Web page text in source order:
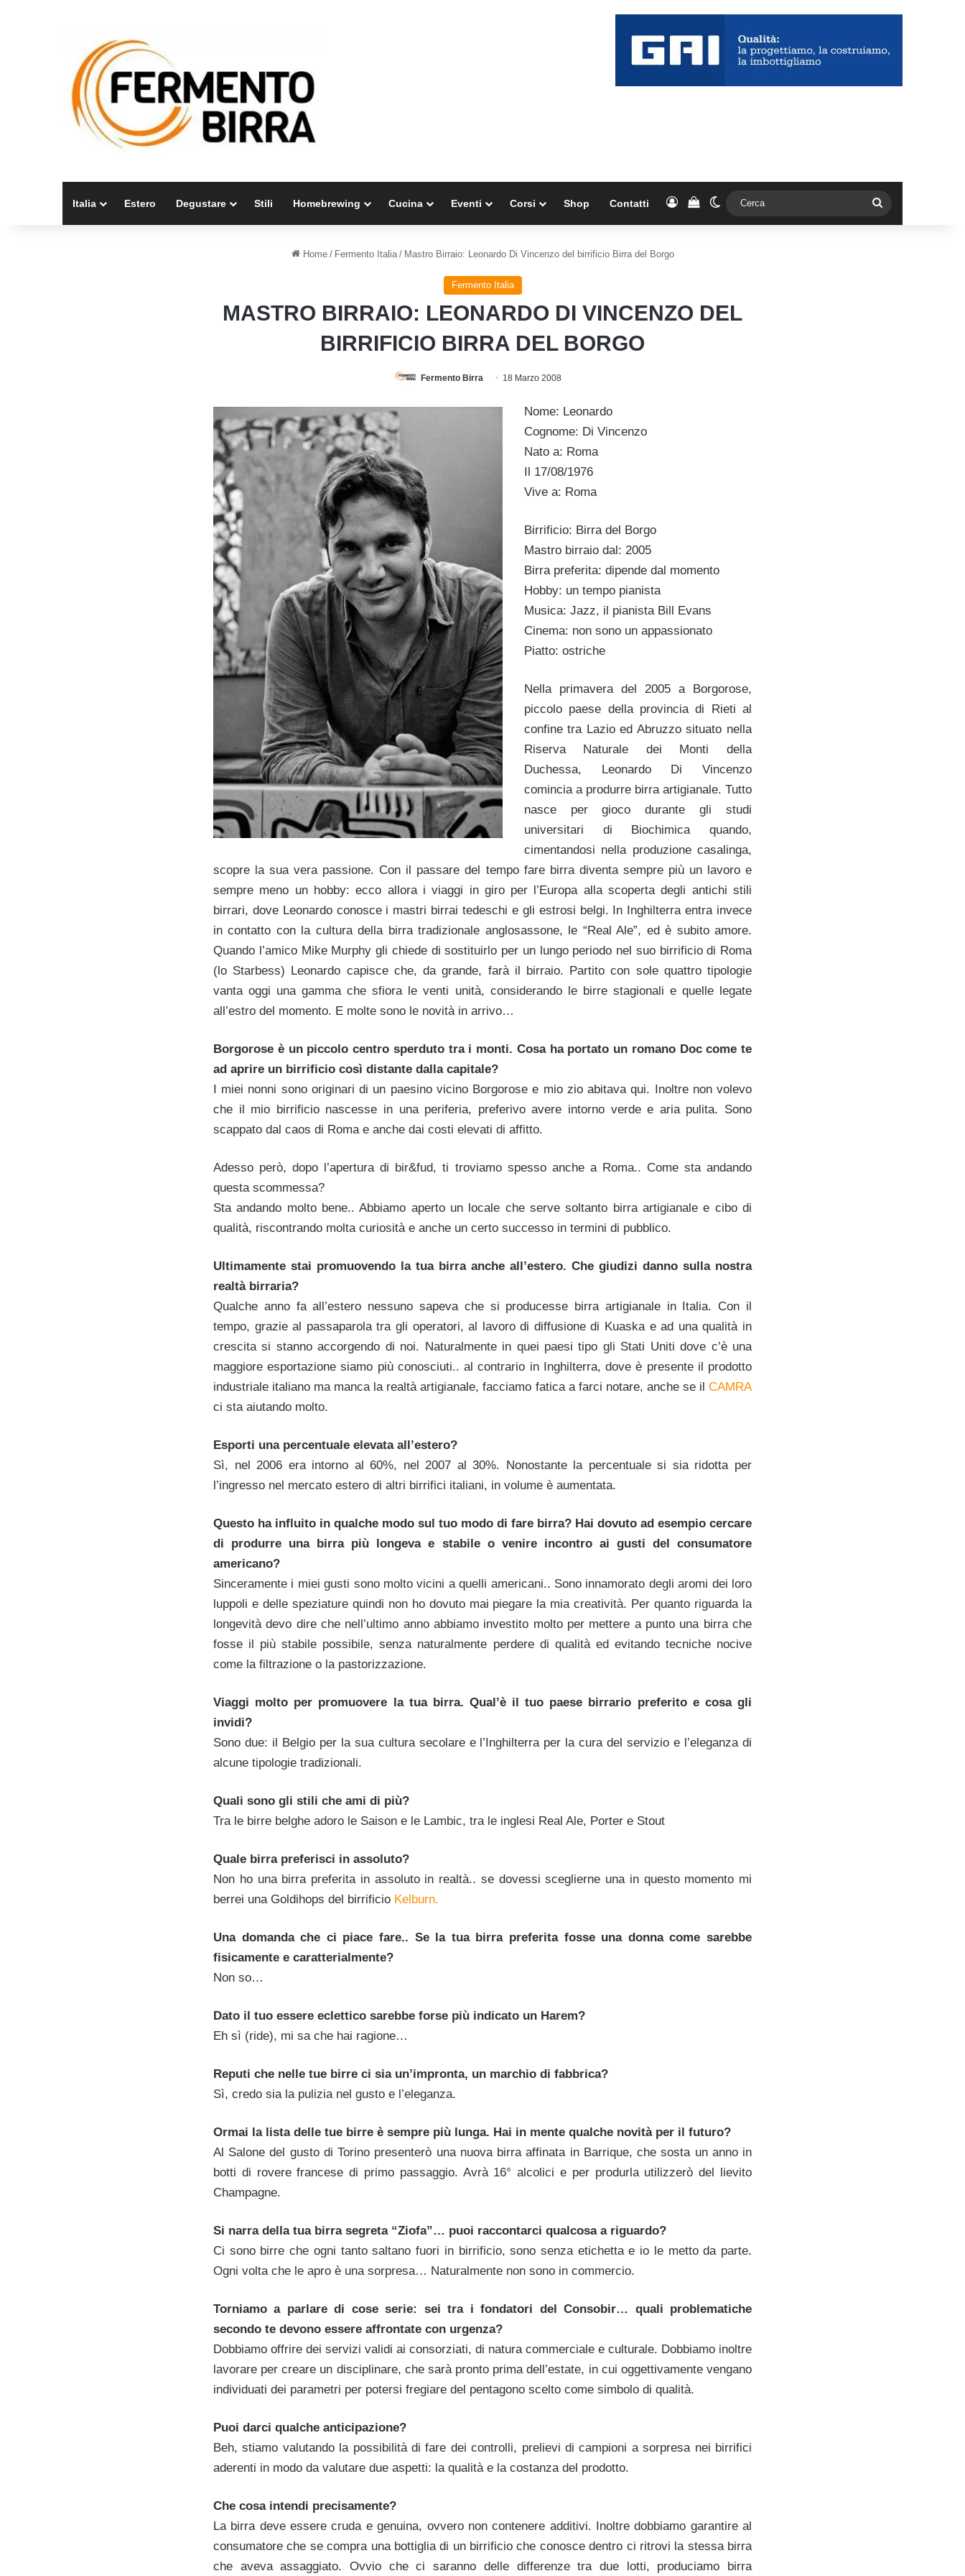
Italia Estero Degustare Stili Homebrewing Cucina Eventi Corsi Shop Contatti AccediVedi il carrello
Cambia aspetto
Home / Fermento Italia / Mastro Birraio: Leonardo Di Vincenzo del birrificio Birra del Borgo
Fermento Italia
MASTRO BIRRAIO: LEONARDO DI VINCENZO DEL
BIRRIFICIO BIRRA DEL BORGO
Fermento Birra 18 Marzo 2008
Nome: Leonardo
Cognome: Di Vincenzo
Nato a: Roma
Il 17/08/1976
Vive a: Roma
Birrificio: Birra del Borgo
Mastro birraio dal: 2005
Birra preferita: dipende dal momento
Hobby: un tempo pianista
Musica: Jazz, il pianista Bill Evans
Cinema: non sono un appassionato
Piatto: ostriche
Nella primavera del 2005 a Borgorose,
piccolo paese della provincia di Rieti al
confine tra Lazio ed Abruzzo situato nella
Riserva Naturale dei Monti della
Duchessa, Leonardo Di Vincenzo
comincia a produrre birra artigianale. Tutto
nasce per gioco durante gli studi
universitari di Biochimica quando,
cimentandosi nella produzione casalinga,
scopre la sua vera passione. Con il passare del tempo fare birra diventa sempre più un lavoro e
sempre meno un hobby: ecco allora i viaggi in giro per l’Europa alla scoperta degli antichi stili
birrari, dove Leonardo conosce i mastri birrai tedeschi e gli estrosi belgi. In Inghilterra entra invece
in contatto con la cultura della birra tradizionale anglosassone, le “Real Ale”, ed è subito amore.
Quando l’amico Mike Murphy gli chiede di sostituirlo per un lungo periodo nel suo birrificio di Roma
(lo Starbess) Leonardo capisce che, da grande, farà il birraio. Partito con sole quattro tipologie
vanta oggi una gamma che sfiora le venti unità, considerando le birre stagionali e quelle legate
all’estro del momento. E molte sono le novità in arrivo…
Borgorose è un piccolo centro sperduto tra i monti. Cosa ha portato un romano Doc come te
ad aprire un birrificio così distante dalla capitale?
I miei nonni sono originari di un paesino vicino Borgorose e mio zio abitava qui. Inoltre non volevo
che il mio birrificio nascesse in una periferia, preferivo avere intorno verde e aria pulita. Sono
scappato dal caos di Roma e anche dai costi elevati di affitto.
Adesso però, dopo l’apertura di bir&fud, ti troviamo spesso anche a Roma.. Come sta andando
questa scommessa?
Sta andando molto bene.. Abbiamo aperto un locale che serve soltanto birra artigianale e cibo di
qualità, riscontrando molta curiosità e anche un certo successo in termini di pubblico.
Ultimamente stai promuovendo la tua birra anche all’estero. Che giudizi danno sulla nostra
realtà birraria?
Qualche anno fa all’estero nessuno sapeva che si producesse birra artigianale in Italia. Con il
tempo, grazie al passaparola tra gli operatori, al lavoro di diffusione di Kuaska e ad una qualità in
crescita si stanno accorgendo di noi. Naturalmente in quei paesi tipo gli Stati Uniti dove c’è una
maggiore esportazione siamo più conosciuti.. al contrario in Inghilterra, dove è presente il prodotto
industriale italiano ma manca la realtà artigianale, facciamo fatica a farci notare, anche se il CAMRA
ci sta aiutando molto.
Esporti una percentuale elevata all’estero?
Sì, nel 2006 era intorno al 60%, nel 2007 al 30%. Nonostante la percentuale si sia ridotta per
l’ingresso nel mercato estero di altri birrifici italiani, in volume è aumentata.
Questo ha influito in qualche modo sul tuo modo di fare birra? Hai dovuto ad esempio cercare
di produrre una birra più longeva e stabile o venire incontro ai gusti del consumatore
americano?
Sinceramente i miei gusti sono molto vicini a quelli americani.. Sono innamorato degli aromi dei loro
luppoli e delle speziature quindi non ho dovuto mai piegare la mia creatività. Per quanto riguarda la
longevità devo dire che nell’ultimo anno abbiamo investito molto per mettere a punto una birra che
fosse il più stabile possibile, senza naturalmente perdere di qualità ed evitando tecniche nocive
come la filtrazione o la pastorizzazione.
Viaggi molto per promuovere la tua birra. Qual’è il tuo paese birrario preferito e cosa gli
invidi?
Sono due: il Belgio per la sua cultura secolare e l’Inghilterra per la cura del servizio e l’eleganza di
alcune tipologie tradizionali.
Quali sono gli stili che ami di più?
Tra le birre belghe adoro le Saison e le Lambic, tra le inglesi Real Ale, Porter e Stout
Quale birra preferisci in assoluto?
Non ho una birra preferita in assoluto in realtà.. se dovessi sceglierne una in questo momento mi
berrei una Goldihops del birrificio Kelburn.
Una domanda che ci piace fare.. Se la tua birra preferita fosse una donna come sarebbe
fisicamente e caratterialmente?
Non so…
Dato il tuo essere eclettico sarebbe forse più indicato un Harem?
Eh sì (ride), mi sa che hai ragione…
Reputi che nelle tue birre ci sia un’impronta, un marchio di fabbrica?
Sì, credo sia la pulizia nel gusto e l’eleganza.
Ormai la lista delle tue birre è sempre più lunga. Hai in mente qualche novità per il futuro?
Al Salone del gusto di Torino presenterò una nuova birra affinata in Barrique, che sosta un anno in
botti di rovere francese di primo passaggio. Avrà 16° alcolici e per produrla utilizzerò del lievito
Champagne.
Si narra della tua birra segreta “Ziofa”… puoi raccontarci qualcosa a riguardo?
Ci sono birre che ogni tanto saltano fuori in birrificio, sono senza etichetta e io le metto da parte.
Ogni volta che le apro è una sorpresa… Naturalmente non sono in commercio.
Torniamo a parlare di cose serie: sei tra i fondatori del Consobir… quali problematiche
secondo te devono essere affrontate con urgenza?
Dobbiamo offrire dei servizi validi ai consorziati, di natura commerciale e culturale. Dobbiamo inoltre
lavorare per creare un disciplinare, che sarà pronto prima dell’estate, in cui oggettivamente vengano
individuati dei parametri per potersi fregiare del pentagono scelto come simbolo di qualità.
Puoi darci qualche anticipazione?
Beh, stiamo valutando la possibilità di fare dei controlli, prelievi di campioni a sorpresa nei birrifici
aderenti in modo da valutare due aspetti: la qualità e la costanza del prodotto.
Che cosa intendi precisamente?
La birra deve essere cruda e genuina, ovvero non contenere additivi. Inoltre dobbiamo garantire al
consumatore che se compra una bottiglia di un birrificio che conosce dentro ci ritrovi la stessa birra
che aveva assaggiato. Ovvio che ci saranno delle differenze tra due lotti, produciamo birra